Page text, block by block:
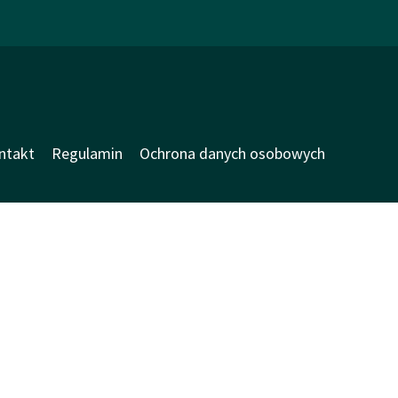
Regulamin Ochrona danych osobowych